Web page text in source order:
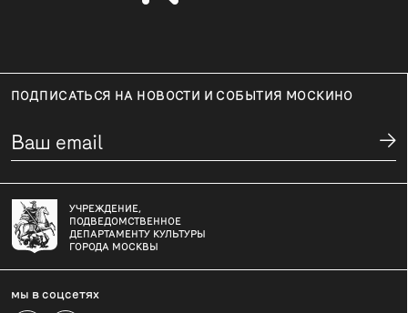
ПОДПИСАТЬСЯ НА НОВОСТИ И СОБЫТИЯ МОСКИНО
УЧРЕЖДЕНИЕ,
ПОДВЕДОМСТВЕННОЕ
ДЕПАРТАМЕНТУ КУЛЬТУРЫ
ГОРОДА МОСКВЫ
мы в соцсетях